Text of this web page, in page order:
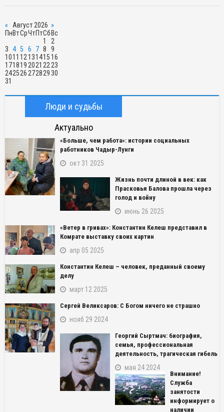
« Август 2026 »
ПнВтСрЧтПтСб Вс
1
2
3 4 5 6 7 8
9
1011 1213141516
171819 2021 22 23
242526 27282930
31
Люди и судьбы
Актуально
«Больше, чем работа»: истории социальных
работников Чадыр-Лунги
окт 31 2025
Жизнь почти длиной в век: как
Прасковья Балова прошла через
голод и войну
июнь 26 2025
«Ветер в гривах»: Константин Келеш представил в
Комрате выставку своих картин
апр 05 2025
Константин Келеш – человек, преданный своему
делу
март 12 2025
Сергей Великсаров: С Богом ничего не страшно
нояб 29 2024
Георгий Сыртмач: биография,
семья, профессиональная
деятельность, трагическая гибель
мая 24 2024
Внимание!
Служба
занятости
информирует о
наличии